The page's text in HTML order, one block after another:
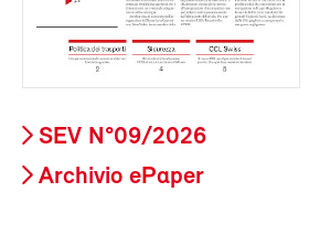
SEV N°09/2026
Archivio ePaper